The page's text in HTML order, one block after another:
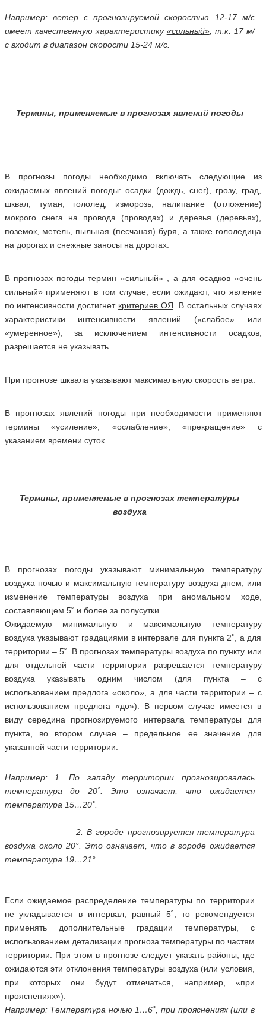
Например: ветер с прогнозируемой скоростью 12-17 м/с
имеет качественную характеристику «сильный», т.к. 17 м/
с входит в диапазон скорости 15-24 м/с.
Термины, применяемые в прогнозах явлений погоды
В прогнозы погоды необходимо включать следующие из
ожидаемых явлений погоды: осадки (дождь, снег), грозу, град,
шквал, туман, гололед, изморозь, налипание (отложение)
мокрого снега на провода (проводах) и деревья (деревьях),
поземок, метель, пыльная (песчаная) буря, а также гололедица
на дорогах и снежные заносы на дорогах.
В прогнозах погоды термин «сильный» , а для осадков «очень
сильный» применяют в том случае, если ожидают, что явление
по интенсивности достигнет критериев ОЯ . В остальных случаях
характеристики интенсивности явлений («слабое» или
«умеренное»), за исключением интенсивности осадков,
разрешается не указывать.
При прогнозе шквала указывают максимальную скорость ветра.
В прогнозах явлений погоды при необходимости применяют
термины «усиление», «ослабление», «прекращение» с
указанием времени суток.
Термины, применяемые в прогнозах температуры
воздуха
В прогнозах погоды указывают минимальную температуру
воздуха ночью и максимальную температуру воздуха днем, или
изменение температуры воздуха при аномальном ходе,
составляющем 5˚ и более за полусутки.
Ожидаемую минимальную и максимальную температуру
воздуха указывают градациями в интервале для пункта 2˚, а для
территории – 5˚. В прогнозах температуры воздуха по пункту или
для отдельной части территории разрешается температуру
воздуха указывать одним числом (для пункта – с
использованием предлога «около», а для части территории – с
использованием предлога «до»). В первом случае имеется в
виду середина прогнозируемого интервала температуры для
пункта, во втором случае – предельное ее значение для
указанной части территории.
Например: 1. По западу территории прогнозировалась
температура до 20˚. Это означает, что ожидается
температура 15…20˚.
2. В городе прогнозируется температура
воздуха около 20°. Это означает, что в городе ожидается
температура 19…21°
Если ожидаемое распределение температуры по территории
не укладывается в интервал, равный 5˚, то рекомендуется
применять дополнительные градации температуры, с
использованием детализации прогноза температуры по частям
территории. При этом в прогнозе следует указать районы, где
ожидаются эти отклонения температуры воздуха (или условия,
при которых они будут отмечаться, например, «при
прояснениях»).
Например: Температура ночью 1…6˚, при прояснениях (или в